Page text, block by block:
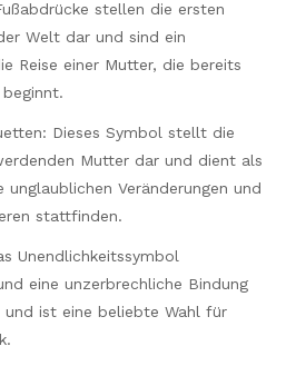
stellen die ersten
Welt dar und sind ein
Reise einer Mutter, die bereits
Dieses Symbol stellt die
Mutter dar und dient als
unglaublichen Veränderungen und
stattfinden.
Unendlichkeitssymbol
eine unzerbrechliche Bindung
ist eine beliebte Wahl für